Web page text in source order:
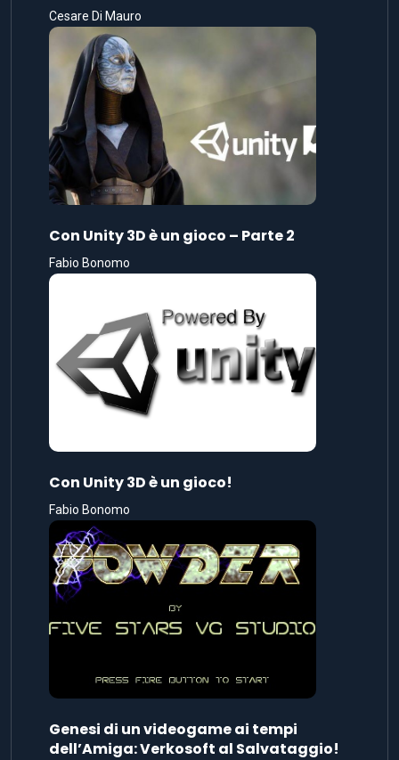
Cesare Di Mauro
Con Unity 3D è un gioco – Parte 2
Fabio Bonomo
Con Unity 3D è un gioco!
Fabio Bonomo
Genesi di un videogame ai tempi
dell’Amiga: Verkosoft al Salvataggio!